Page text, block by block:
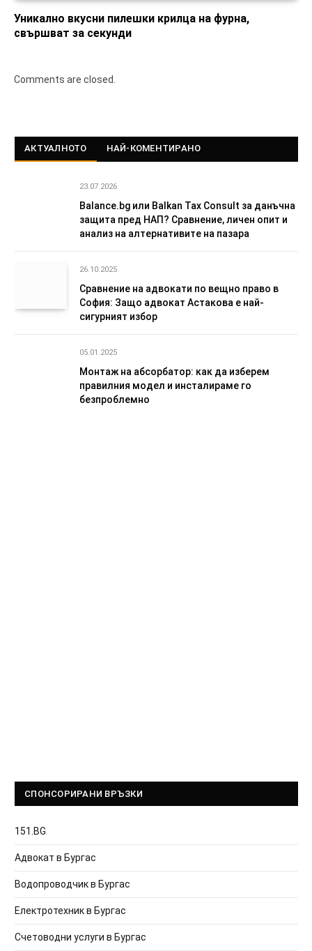
Уникално вкусни пилешки крилца на фурна,
свършват за секунди
Comments are closed.
АКТУАЛНОТО НАЙ-КОМЕНТИРАНО
23.07.2026
Balance.bg или Balkan Tax Consult за данъчна
защита пред НАП? Сравнение, личен опит и
анализ на алтернативите на пазара
26.10.2025
Сравнение на адвокати по вещно право в
София: Защо адвокат Астакова е най-
сигурният избор
05.01.2025
Монтаж на абсорбатор: как да изберем
правилния модел и инсталираме го
безпроблемно
СПОНСОРИРАНИ ВРЪЗКИ
151.BG
Адвокат в Бургас
Водопроводчик в Бургас
Електротехник в Бургас
Счетоводни услуги в Бургас